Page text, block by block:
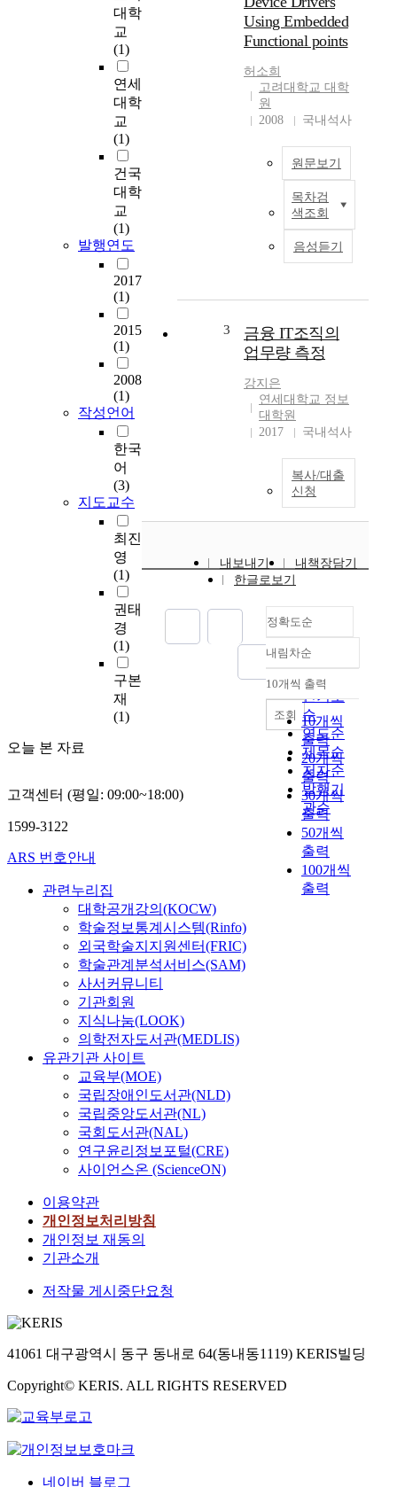
대학
교
(1)
연세
대학
교
(1)
건국
대학
교
(1)
발행연도
2017
(1)
2015
(1)
2008
(1)
작성언어
한국
어
(3)
지도교수
최진
영
(1)
권태
경
(1)
구본
재
(1)
오늘 본 자료
의
보
보
대
Using Embedded
Functional points
허소희
고려대학교 대학
원
2008
국내석사
원문보기
목차검
색조회
음성듣기
부
서
비
H
3
금융 IT조직의
업무량 측정
강지은
연세대학교 정보
대학원
2017
국내석사
복사/대출
신청
내보내기
내책장담기
한글로보기
정확도순
정확도
순
인기도
순
연도순
제목순
저자순
발행기
관순
내림차순
내림차순
10개씩 출력
10개씩
출력
20개씩
출력
30개씩
출력
50개씩
출력
100개씩
출력
조회
고객센터 (평일: 09:00~18:00)
1599-3122
ARS 번호안내
관련누리집
대학공개강의(KOCW)
학술정보통계시스템(Rinfo)
외국학술지지원센터(FRIC)
학술관계분석서비스(SAM)
사서커뮤니티
기관회원
지식나눔(LOOK)
의학전자도서관(MEDLIS)
유관기관 사이트
교육부(MOE)
국립장애인도서관(NLD)
국립중앙도서관(NL)
국회도서관(NAL)
연구윤리정보포털(CRE)
사이언스온 (ScienceON)
이용약관
개인정보처리방침
개인정보 재동의
기관소개
저작물 게시중단요청
41061 대구광역시 동구 동내로 64(동내동1119) KERIS빌딩
Copyright© KERIS. ALL RIGHTS RESERVED
네이버 블로그